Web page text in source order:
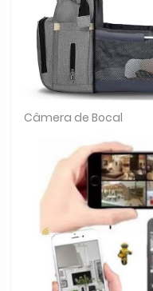
Câmera de Bocal